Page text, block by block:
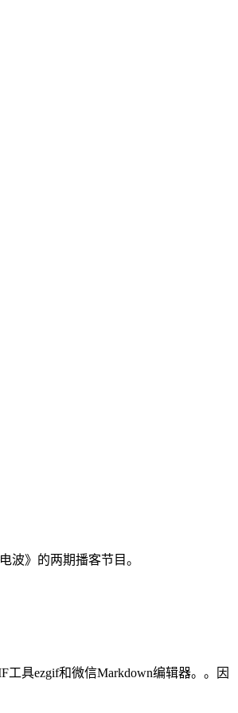
波》的两期播客节目。
具ezgif和微信Markdown编辑器。。因